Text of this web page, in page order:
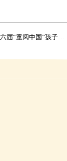
们喜爱的原创好童书年度书目